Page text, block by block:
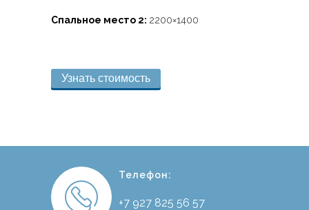
Спальное место 2: 2200×1400
Узнать стоимость
Телефон:
+7 927 825 56 57